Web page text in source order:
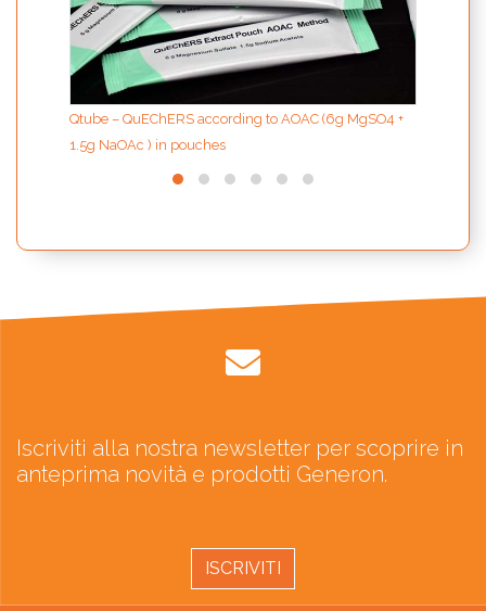
Qtube – QuEChERS according to AOAC (6g MgSO4 +
1.5g NaOAc ) in pouches
Iscriviti alla nostra newsletter per scoprire in
anteprima novità e prodotti Generon.
ISCRIVITI